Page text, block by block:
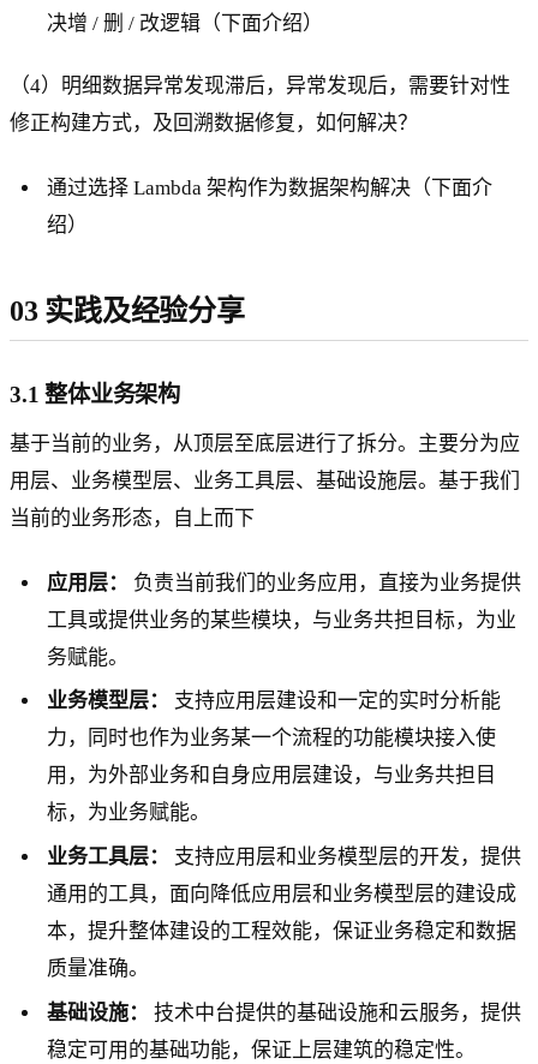
决增 / 删 / 改逻辑（下面介绍）
（4）明细数据异常发现滞后，异常发现后，需要针对性
修正构建方式，及回溯数据修复，如何解决？
通过选择 Lambda 架构作为数据架构解决（下面介
绍）
03 实践及经验分享
3.1 整体业务架构
基于当前的业务，从顶层至底层进行了拆分。主要分为应
用层、业务模型层、业务工具层、基础设施层。基于我们
当前的业务形态，自上而下
应用层：
负责当前我们的业务应用，直接为业务提供
工具或提供业务的某些模块，与业务共担目标，为业
务赋能。
业务模型层：
支持应用层建设和一定的实时分析能
力，同时也作为业务某一个流程的功能模块接入使
用，为外部业务和自身应用层建设，与业务共担目
标，为业务赋能。
业务工具层：
支持应用层和业务模型层的开发，提供
通用的工具，面向降低应用层和业务模型层的建设成
本，提升整体建设的工程效能，保证业务稳定和数据
质量准确。
基础设施：
技术中台提供的基础设施和云服务，提供
稳定可用的基础功能，保证上层建筑的稳定性。